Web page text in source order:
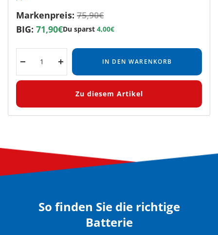
Markenpreis: 75,90€
BIG: 71,90€Du sparst 4,00€
Menge
verringern
Menge
erhöhen
IN DEN WARENKORB
Zu diesem Artikel
So finden Sie die richtige
Batterie